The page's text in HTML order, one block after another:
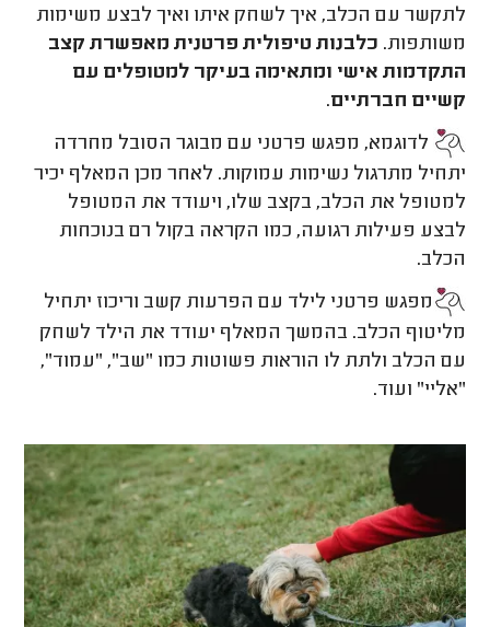
לתקשר עם הכלב, איך לשחק איתו ואיך לבצע משימות
משותפות. כלבנות טיפולית פרטנית מאפשרת קצב
התקדמות אישי ומתאימה בעיקר למטופלים עם
קשיים חברתיים.
לדוגמא, מפגש פרטני עם מבוגר הסובל מחרדה
יתחיל מתרגול נשימות עמוקות. לאחר מכן המאלף יכיר
למטופל את הכלב, בקצב שלו, ויעודד את המטופל
לבצע פעילות רגועה, כמו הקראה בקול רם בנוכחות
הכלב.
מפגש פרטני לילד עם הפרעות קשב וריכוז יתחיל
מליטוף הכלב. בהמשך המאלף יעודד את הילד לשחק
עם הכלב ולתת לו הוראות פשוטות כמו "שב", "עמוד",
"אליי" ועוד.